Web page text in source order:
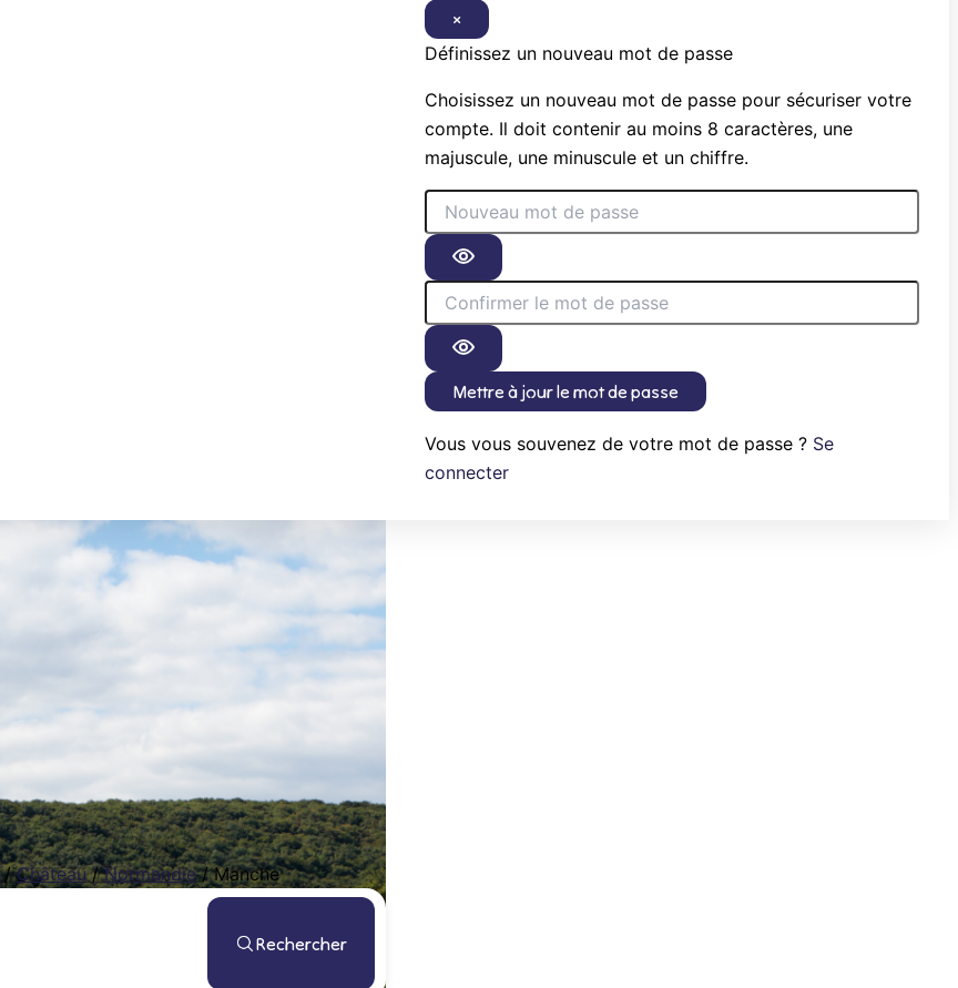
×
Définissez un nouveau mot de passe
Choisissez un nouveau mot de passe pour sécuriser votre
compte. Il doit contenir au moins 8 caractères, une
majuscule, une minuscule et un chiffre.
Mettre à jour le mot de passe
Vous vous souvenez de votre mot de passe ? Se
connecter
/ Château / Normandie / Manche
Rechercher